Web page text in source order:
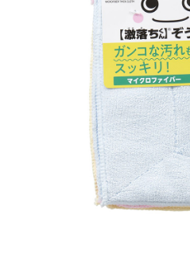
請求用戶進行身份認證。
５．嚴禁一人註冊多個帳號或使用他人
恩沛科技股份有限公司將有權停止該用